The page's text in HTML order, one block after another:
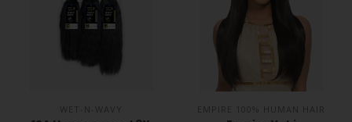
WET-N-WAVY